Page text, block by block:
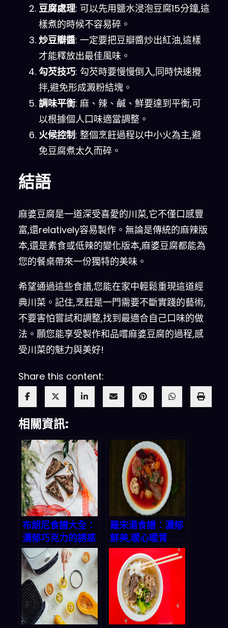
豆腐處理: 可以先用鹽水浸泡豆腐15分鐘,這
樣煮的時候不容易碎。
炒豆瓣醬: 一定要把豆瓣醬炒出紅油,這樣
才能釋放出最佳風味。
勾芡技巧: 勾芡時要慢慢倒入,同時快速攪
拌,避免形成澱粉結塊。
調味平衡: 麻、辣、鹹、鮮要達到平衡,可
以根據個人口味適當調整。
火候控制: 整個烹飪過程以中小火為主,避
免豆腐煮太久而碎。
結語
麻婆豆腐是一道深受喜愛的川菜,它不僅口感豐
富,還relatively容易製作。無論是傳統的麻辣版
本,還是素食或低辣的變化版本,麻婆豆腐都能為
您的餐桌帶來一份獨特的美味。
希望通過這些食譜,您能在家中輕鬆重現這道經
典川菜。記住,烹飪是一門需要不斷實踐的藝術,
不要害怕嘗試和調整,找到最適合自己口味的做
法。願您能享受製作和品嚐麻婆豆腐的過程,感
受川菜的魅力與美好!
Share this content:
相關資訊:
布朗尼食譜大全：
濃郁巧克力的誘惑
羅宋湯食譜：濃郁
鮮美,暖心暖胃